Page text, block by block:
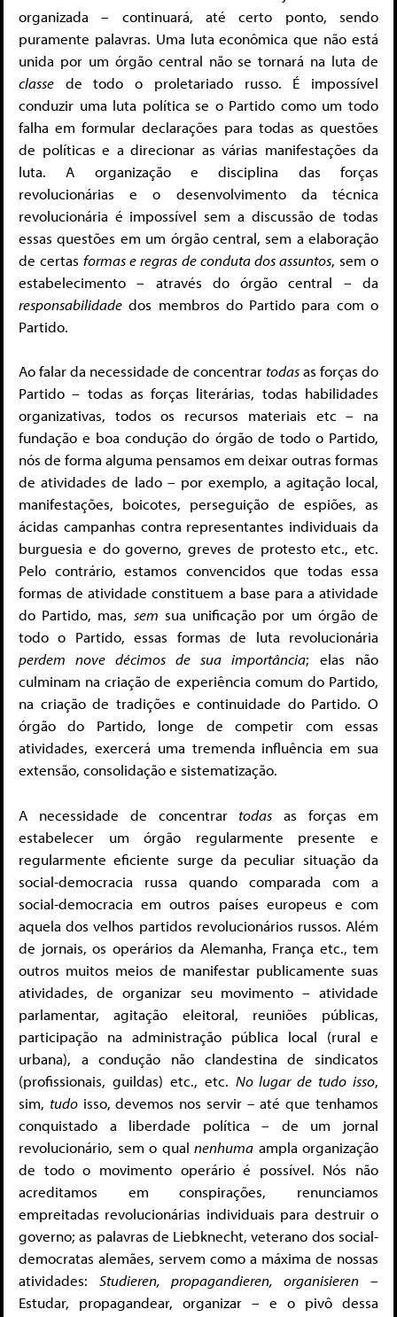
organizada – continuará, até certo ponto, sendo
puramente palavras. Uma luta econômica que não está
unida por um órgão central não se tornará na luta de
classe de todo o proletariado russo. É impossível
conduzir uma luta política se o Partido como um todo
falha em formular declarações para todas as questões
de políticas e a direcionar as várias manifestações da
luta. A organização e disciplina das forças
revolucionárias e o desenvolvimento da técnica
revolucionária é impossível sem a discussão de todas
essas questões em um órgão central, sem a elaboração
de certas formas e regras de conduta dos assuntos, sem o
estabelecimento – através do órgão central – da
responsabilidade dos membros do Partido para com o
Partido.
Ao falar da necessidade de concentrar todasas forças do
Partido – todas as forças literárias, todas habilidades
organizativas, todos os recursos materiais etc – na
fundação e boa condução do órgão de todo o Partido,
nós de forma alguma pensamos em deixar outras formas
de atividades de lado – por exemplo, a agitação local,
manifestações, boicotes, perseguição de espiões, as
ácidas campanhas contra representantes individuais da
burguesia e do governo, greves de protesto etc., etc.
Pelo contrário, estamos convencidos que todas essa
formas de atividade constituem a base para a atividade
do Partido, mas, sem sua unificação por um órgão de
todo o Partido, essas formas de luta revolucionária
perdem nove décimos de sua importância; elas não
culminam na criação de experiência comum do Partido,
na criação de tradições e continuidade do Partido. O
órgão do Partido, longe de competir com essas
atividades, exercerá uma tremenda influência em sua
extensão, consolidação e sistematização.
A necessidade de concentrar todas as forças em
estabelecer um órgão regularmente presente e
regularmente eficiente surge da peculiar situação da
social-democracia russa quando comparada com a
social-democracia em outros países europeus e com
aquela dos velhos partidos revolucionários russos. Além
de jornais, os operários da Alemanha, França etc., tem
outros muitos meios de manifestar publicamente suas
atividades, de organizar seu movimento – atividade
parlamentar, agitação eleitoral, reuniões públicas,
participação na administração pública local (rural e
urbana), a condução não clandestina de sindicatos
(profissionais, guildas) etc., etc. No lugar de tudo isso,
sim, tudoisso, devemos nos servir – até que tenhamos
conquistado a liberdade política – de um jornal
revolucionário, sem o qual nenhuma ampla organização
de todo o movimento operário é possível. Nós não
acreditamos em conspirações, renunciamos
empreitadas revolucionárias individuais para destruir o
governo; as palavras de Liebknecht, veterano dos social-
democratas alemães, servem como a máxima de nossas
atividades: Studieren, propagandieren, organisieren –
Estudar, propagandear, organizar – e o pivô dessa